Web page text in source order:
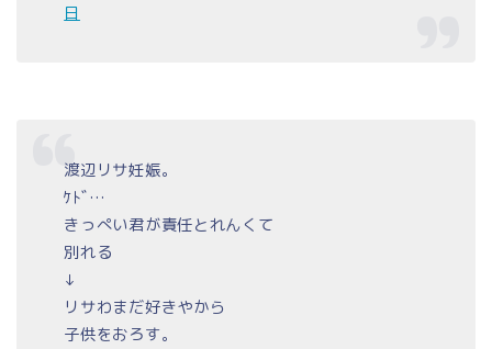
日
渡辺リサ妊娠。
ｹﾄﾞ…
きっぺい君が責任とれんくて
別れる
↓
リサわまだ好きやから
子供をおろす。